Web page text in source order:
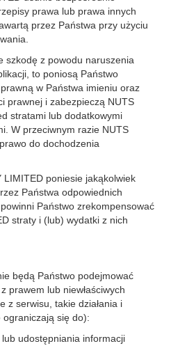
prawa lub prawa innych
przez Państwa przy użyciu
szkodę z powodu naruszenia
to poniosą Państwo
w Państwa imieniu oraz
prawnej i zabezpieczą NUTS
stratami lub dodatkowymi
W przeciwnym razie NUTS
do dochodzenia
poniesie jakąkolwiek
Państwa odpowiednich
Państwo zrekompensować
straty i (lub) wydatki z nich
będą Państwo podejmować
prawem lub niewłaściwych
z serwisu, takie działania i
się do):
udostępniania informacji